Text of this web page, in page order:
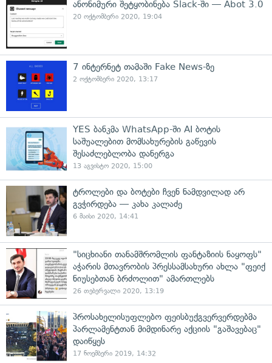
ანონიმური შეტყობინება Slack-ში — Abot 3.0
20 ოქტომბერი 2020, 19:04
7 ინტერნეტ თამაში Fake News-ზე
2 ოქტომბერი 2020, 13:17
YES ბანკმა WhatsApp-ში AI ბოტის
საშუალებით მომსახურების გაწევის
შესაძლებლობა დანერგა
13 აგვისტო 2020, 15:00
ტროლები და ბოტები ჩვენ ნამდვილად არ
გვჭირდება — კახა კალაძე
6 მაისი 2020, 14:41
"სიცხიანი თანამშრომლის ფანტაზიის ნაყოფს"
აჭარის მთავრობის პრესსამსახური ახლა "ფეიქ
ნიუსებთან ბრძოლით" ამართლებს
26 თებერვალი 2020, 13:19
პროსახელისუფლებო ფეისბუქგვერვერდებმა
პარლამენტთან მიმდინარე აქციის "გაშავებაც"
დაიწყეს
17 ნოემბერი 2019, 14:32